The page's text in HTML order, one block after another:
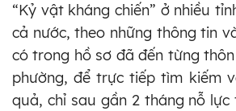
“Kỷ vật kháng chiến” ở nhiều
cả nước, theo những thông tin
có trong hồ sơ đã đến từng
phường, để trực tiếp tìm kiếm
quả, chỉ sau gần 2 tháng nỗ